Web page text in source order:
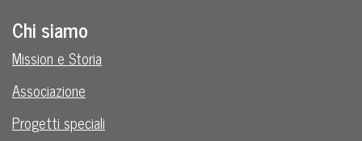
Chi siamo
Mission e Storia
Associazione
Progetti speciali